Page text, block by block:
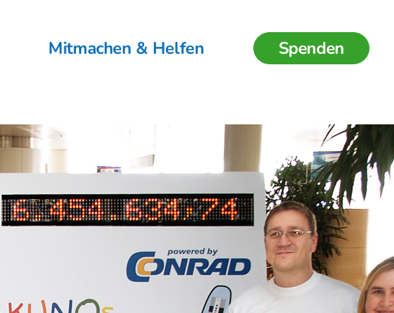
Mitmachen & Helfen Spenden